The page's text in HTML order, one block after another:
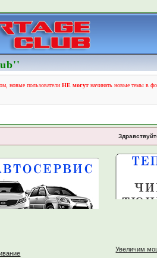
новые пользователи НЕ могутначинать новые темы в
Увеличим